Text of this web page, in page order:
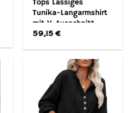
Tops Lässiges
Tunika-Langarmshirt
mit V-Ausschnitt
59,15€